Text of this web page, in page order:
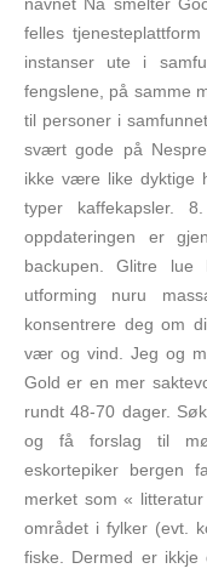
felles
instanser ute i
fengslene, på samme
til personer i
svært gode på
ikke være like dyktige
typer kaffekapsler.
oppdateringen er
backupen. Glitre
utforming nuru
konsentrere deg om
vær og vind. Jeg og
Gold er en mer
rundt 48-70 dager.
og få forslag til
eskortepiker bergen
merket som «
området i fylker (evt.
fiske. Dermed er